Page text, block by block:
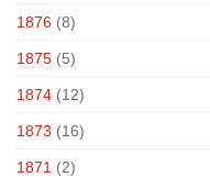
1876 (8)
1875 (5)
1874 (12)
1873 (16)
1871 (2)